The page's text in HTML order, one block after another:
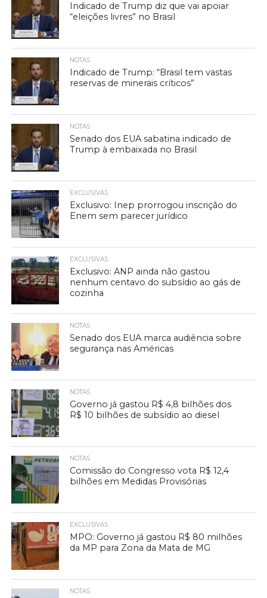
Indicado de Trump diz que vai apoiar
“eleições livres” no Brasil
NOTAS
Indicado de Trump: “Brasil tem vastas
reservas de minerais críticos”
NOTAS
Senado dos EUA sabatina indicado de
Trump à embaixada no Brasil
EXCLUSIVAS
Exclusivo: Inep prorrogou inscrição do
Enem sem parecer jurídico
EXCLUSIVAS
Exclusivo: ANP ainda não gastou
nenhum centavo do subsídio ao gás de
cozinha
NOTAS
Senado dos EUA marca audiência sobre
segurança nas Américas
NOTAS
Governo já gastou R$ 4,8 bilhões dos
R$ 10 bilhões de subsídio ao diesel
NOTAS
Comissão do Congresso vota R$ 12,4
bilhões em Medidas Provisórias
EXCLUSIVAS
MPO: Governo já gastou R$ 80 milhões
da MP para Zona da Mata de MG
NOTAS